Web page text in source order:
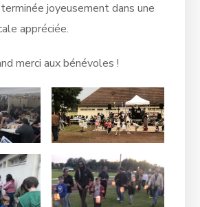
joyeusement dans une
appréciée.
merci aux bénévoles !